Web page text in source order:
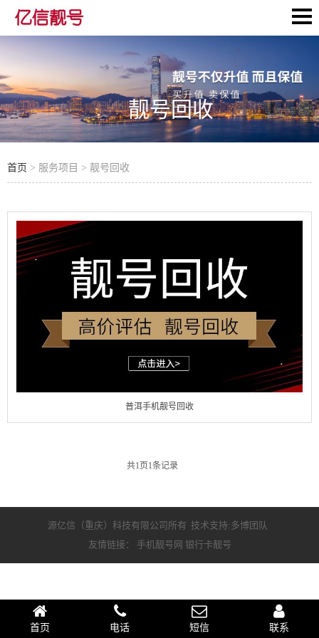
靓号回收
首页 > 服务项目 > 靓号回收
普洱手机靓号回收
共1 页1条记录
源亿信（重庆）科技有限公司所有 技术支持:多博团队
友情链接： 手机靓号网 银行卡靓号
首页 电话 短信 联系